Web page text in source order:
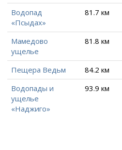
Водопад
«Псыдах»
81.7 км
Мамедово
ущелье
81.8 км
Пещера Ведьм 84.2 км
Водопады и
ущелье
«Наджиго»
93.9 км